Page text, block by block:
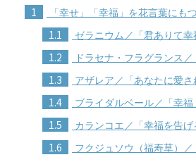
1 「幸せ」「幸福」を花言葉にも
1.1 ゼラニウム／「君ありて幸
1.2 ドラセナ・フラグランス／
1.3 アザレア／「あなたに愛さ
1.4 ブライダルベール／「幸福
1.5 カランコエ／「幸福を告げ
1.6 フクジュソウ（福寿草）／